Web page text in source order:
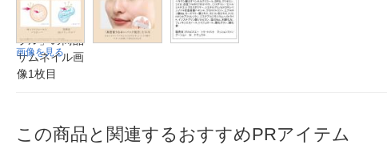
画像を見る
この商品と関連するおすすめPRアイテム